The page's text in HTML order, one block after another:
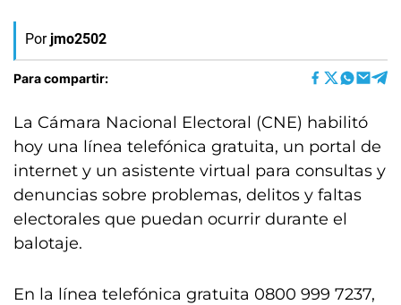
Por jmo2502
Para compartir:
La Cámara Nacional Electoral (CNE) habilitó
hoy una línea telefónica gratuita, un portal de
internet y un asistente virtual para consultas y
denuncias sobre problemas, delitos y faltas
electorales que puedan ocurrir durante el
balotaje.
En la línea telefónica gratuita 0800 999 7237,